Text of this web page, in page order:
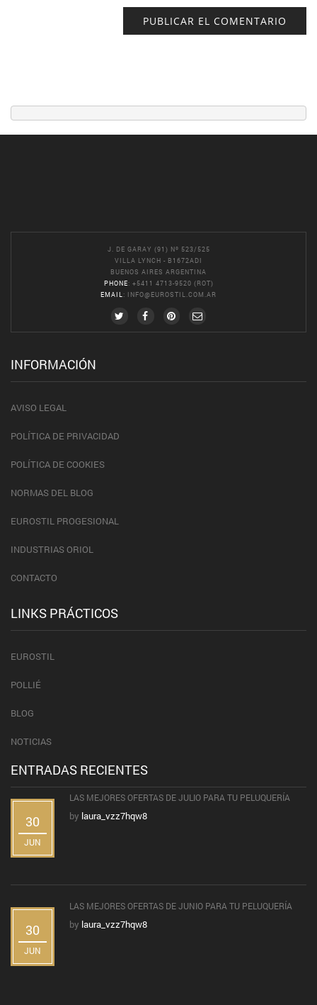
J. DE GARAY (91) Nº 523/525
VILLA LYNCH - B1672ADI
BUENOS AIRES ARGENTINA
PHONE: +5411 4713-9520 (ROT)
EMAIL: INFO@EUROSTIL.COM.AR
INFORMACIÓN
AVISO LEGAL
POLÍTICA DE PRIVACIDAD
POLÍTICA DE COOKIES
NORMAS DEL BLOG
EUROSTIL PROGESIONAL
INDUSTRIAS ORIOL
CONTACTO
LINKS PRÁCTICOS
EUROSTIL
POLLIÉ
BLOG
NOTICIAS
ENTRADAS RECIENTES
30
JUN
LAS MEJORES OFERTAS DE JULIO PARA TU PELUQUERÍA
by laura_vzz7hqw8
30
JUN
LAS MEJORES OFERTAS DE JUNIO PARA TU PELUQUERÍA
by laura_vzz7hqw8